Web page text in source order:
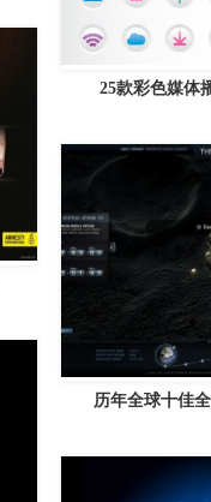
25款彩色媒体
历年全球十佳